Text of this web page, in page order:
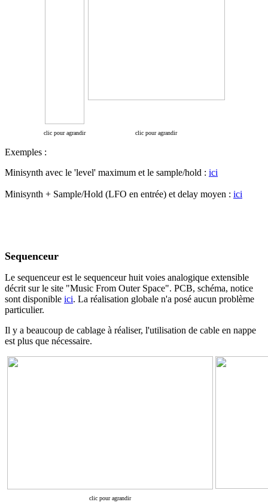
clic pour agrandir clic pour agrandir
Exemples :
Minisynth avec le 'level' maximum et le sample/hold : ici
Minisynth + Sample/Hold (LFO en entrée) et delay moyen : ici
Sequenceur
Le sequenceur est le sequenceur huit voies analogique extensible
décrit sur le site "Music From Outer Space". PCB, schéma, notice
sont disponible ici. La réalisation globale n'a posé aucun problème
particulier.
Il y a beaucoup de cablage à réaliser, l'utilisation de cable en nappe
est plus que nécessaire.
clic pour agrandir